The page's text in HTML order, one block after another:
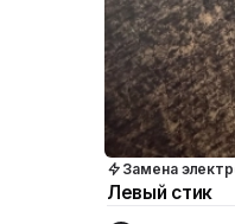
Замена
Левый стик